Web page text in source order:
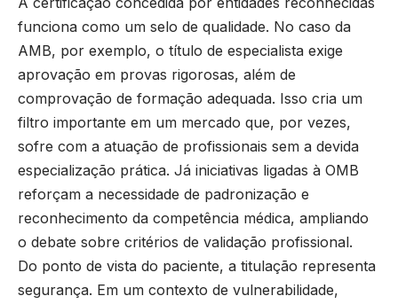
funciona como um selo de qualidade. No caso da
AMB, por exemplo, o título de especialista exige
aprovação em provas rigorosas, além de
comprovação de formação adequada. Isso cria um
filtro importante em um mercado que, por vezes,
sofre com a atuação de profissionais sem a devida
especialização prática. Já iniciativas ligadas à OMB
reforçam a necessidade de padronização e
reconhecimento da competência médica, ampliando
o debate sobre critérios de validação profissional.
Do ponto de vista do paciente, a titulação representa
segurança. Em um contexto de vulnerabilidade,